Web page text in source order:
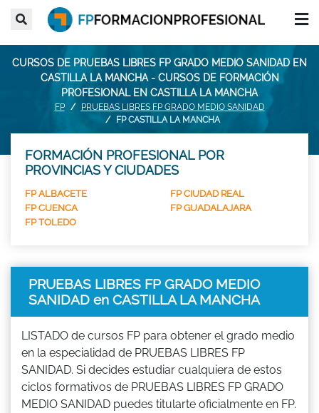
CURSOS DE PRUEBAS LIBRES FP GRADO MEDIO SANIDAD EN
CASTILLA LA MANCHA - CURSOS DE FORMACIÓN
PROFESIONAL EN CASTILLA LA MANCHA
FP
PRUEBAS LIBRES FP GRADO MEDIO SANIDAD
FP CASTILLA LA MANCHA
FORMACIÓN PROFESIONAL POR
PROVINCIAS Y CIUDADES
FP ALBACETE
FP CIUDAD REAL
FP CUENCA
FP GUADALAJARA
FP TOLEDO
PRUEBAS LIBRES FP GRADO MEDIO
SANIDAD en CASTILLA LA MANCHA
LISTADO de cursos FP para obtener el grado medio
en la especialidad de PRUEBAS LIBRES FP
SANIDAD. Si decides estudiar cualquiera de estos
ciclos formativos de PRUEBAS LIBRES FP GRADO
MEDIO SANIDAD puedes titularte oficialmente en FP.